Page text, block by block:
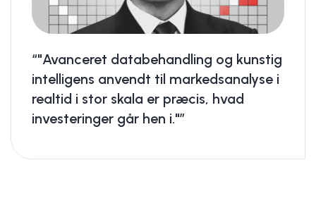
“"Avanceret databehandling og kunstig
intelligens anvendt til markedsanalyse i
realtid i stor skala er præcis, hvad
investeringer går hen i."”